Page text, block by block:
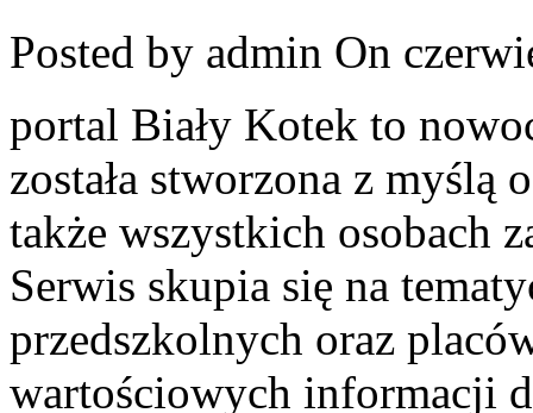
Posted by admin On
portal Biały Kotek to
została stworzona z myślą
także wszystkich osobach
Serwis skupia się na
przedszkolnych oraz
wartościowych informacji